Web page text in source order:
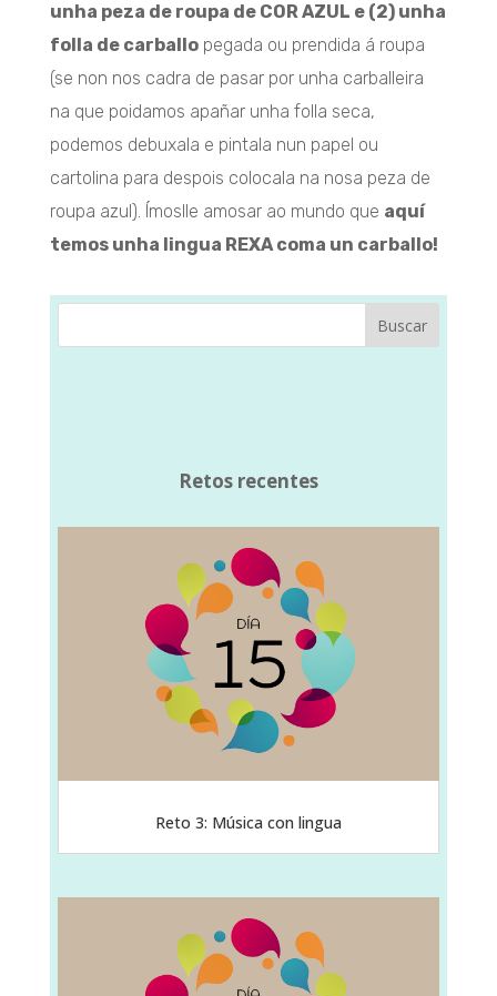
unha peza de roupa de COR AZUL e (2) unha
folla de carballopegada ou prendida á roupa
(se non nos cadra de pasar por unha carballeira
na que poidamos apañar unha folla seca,
podemos debuxala e pintala nun papel ou
cartolina para despois colocala na nosa peza de
roupa azul). Ímoslle amosar ao mundo que aquí
temos unha lingua REXA coma un carballo!
Buscar
Retos recentes
Reto 3: Música con lingua